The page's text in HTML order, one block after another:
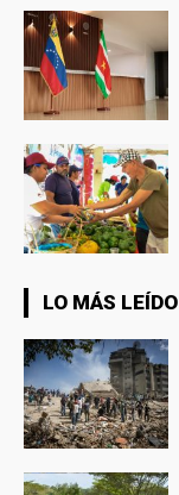
LO MÁS LEÍDO